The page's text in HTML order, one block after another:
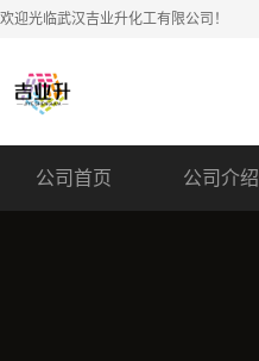
欢迎光临武汉吉业升化工有限公司！
公司首页 公司介绍